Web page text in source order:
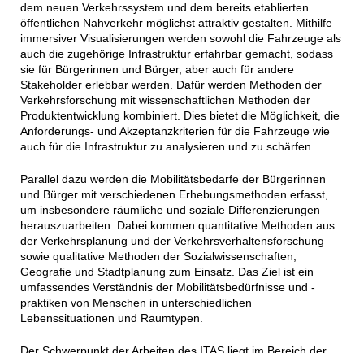
dem neuen Verkehrssystem und dem bereits etablierten
öffentlichen Nahverkehr möglichst attraktiv gestalten. Mithilfe
immersiver Visualisierungen werden sowohl die Fahrzeuge als
auch die zugehörige Infrastruktur erfahrbar gemacht, sodass
sie für Bürgerinnen und Bürger, aber auch für andere
Stakeholder erlebbar werden. Dafür werden Methoden der
Verkehrsforschung mit wissenschaftlichen Methoden der
Produktentwicklung kombiniert. Dies bietet die Möglichkeit, die
Anforderungs- und Akzeptanzkriterien für die Fahrzeuge wie
auch für die Infrastruktur zu analysieren und zu schärfen.
Parallel dazu werden die Mobilitätsbedarfe der Bürgerinnen
und Bürger mit verschiedenen Erhebungsmethoden erfasst,
um insbesondere räumliche und soziale Differenzierungen
herauszuarbeiten. Dabei kommen quantitative Methoden aus
der Verkehrsplanung und der Verkehrsverhaltensforschung
sowie qualitative Methoden der Sozialwissenschaften,
Geografie und Stadtplanung zum Einsatz. Das Ziel ist ein
umfassendes Verständnis der Mobilitätsbedürfnisse und -
praktiken von Menschen in unterschiedlichen
Lebenssituationen und Raumtypen.